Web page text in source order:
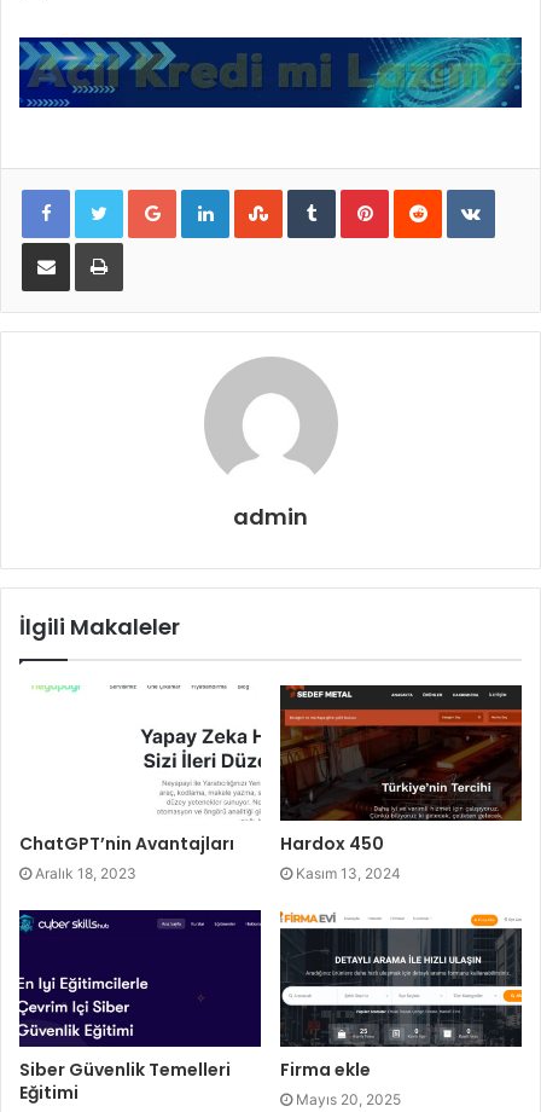
Google+LinkedInStumbleUpon
TumblrPinterestReddit
E-Posta ile paylaş Yazdır
admin
İlgili Makaleler
ChatGPT’nin Avantajları
Aralık 18, 2023
Hardox 450
Kasım 13, 2024
Siber Güvenlik Temelleri
Eğitimi
Firma ekle
Mayıs 20, 2025